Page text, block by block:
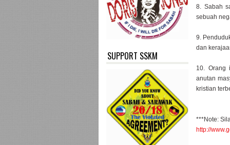
SUPPORT SSKM
8. Sabah
sebuah
9.
dan
10. Orang
anutan
kristian
***Note:
http://